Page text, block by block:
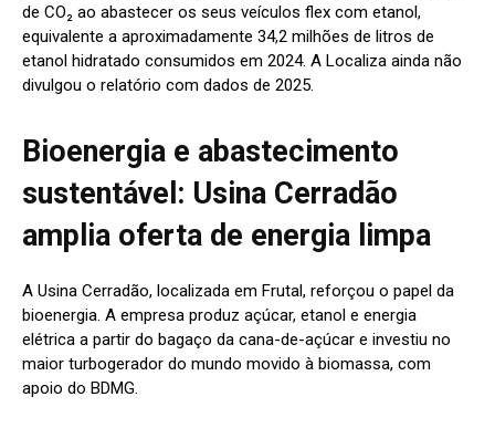
de CO₂ ao abastecer os seus veículos flex com etanol,
equivalen​te a aproximadamente 34,2 milhões de litros de
etanol hidratado consumidos em 2024. A Localiza ainda não
divulgou o relatório com dados de 2025.
Bioenergia e abastecimento
sustentável: Usina Cerradão
amplia oferta de energia limpa
A Usina Cerradão, localizada em Frutal, reforçou o papel da
bioenergia. A empresa produz açúcar, etanol e energia
elétrica a partir do bagaço da cana-de-açúcar e investiu no
maior turbogerador do mundo movido à biomassa, com
apoio do BDMG.